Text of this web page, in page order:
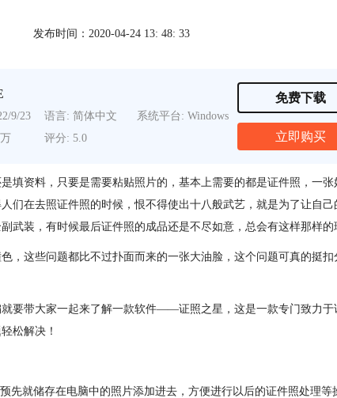
发布时间：2020-04-24 13: 48: 33
9/23 语言: 简体中文
系统平台: Windows
评分: 5.0
免费下载
立即购买
填资料，只要是需要粘贴照片的，基本上需要的都是证件照，一张
们在去照证件照的时候，恨不得使出十八般武艺，就是为了让自己
武装，有时候最后证件照的成品还是不尽如意，总会有这样那样的
，这些问题都比不过扑面而来的一张大油脸，这个问题可真的挺扣
要带大家一起来了解一款软件——证照之星，这是一款专门致力于
松解决！
先就储存在电脑中的照片添加进去，方便进行以后的证件照处理等